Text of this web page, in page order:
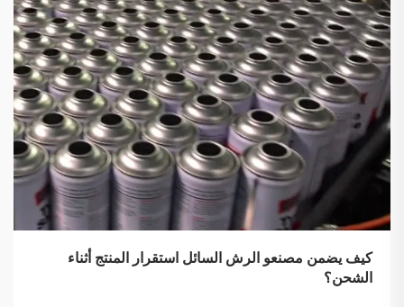
كيف يضمن مصنعو الرش السائل استقرار المنتج أثناء
الشحن؟